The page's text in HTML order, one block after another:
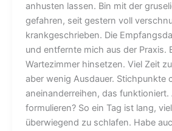
anhusten lassen. Bin mit der
gefahren, seit gestern voll
krankgeschrieben. Die
und entfernte mich aus der Praxis.
Wartezimmer hinsetzen. Viel Zeit
aber wenig Ausdauer. Stichpunkte
aneinanderreihen, das funktioniert.
formulieren? So ein Tag ist lang,
überwiegend zu schlafen. Habe